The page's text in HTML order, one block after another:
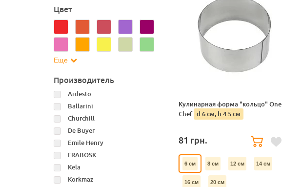
Цвет
Еще
Производитель
Ardesto
Ballarini
Churchill
De Buyer
Emile Henry
FRABOSK
Kela
Korkmaz
Кулинарная форма "кольцо" One
Chef d 6 см, h 4.5 cм
81 грн.
6 см 8 см 12 см 14 см
16 см 20 см